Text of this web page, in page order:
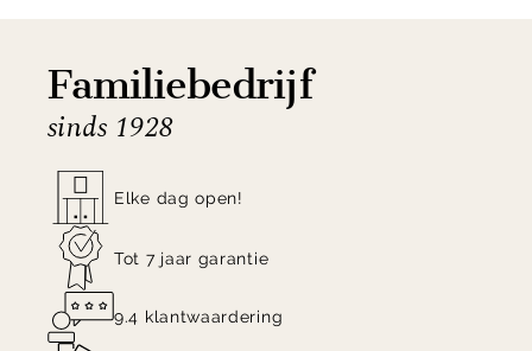
Familiebedrijf
sinds 1928
Elke dag open!
Tot 7 jaar garantie
9.4 klantwaardering